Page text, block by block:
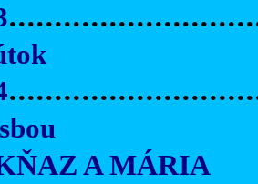
A MÁRIA